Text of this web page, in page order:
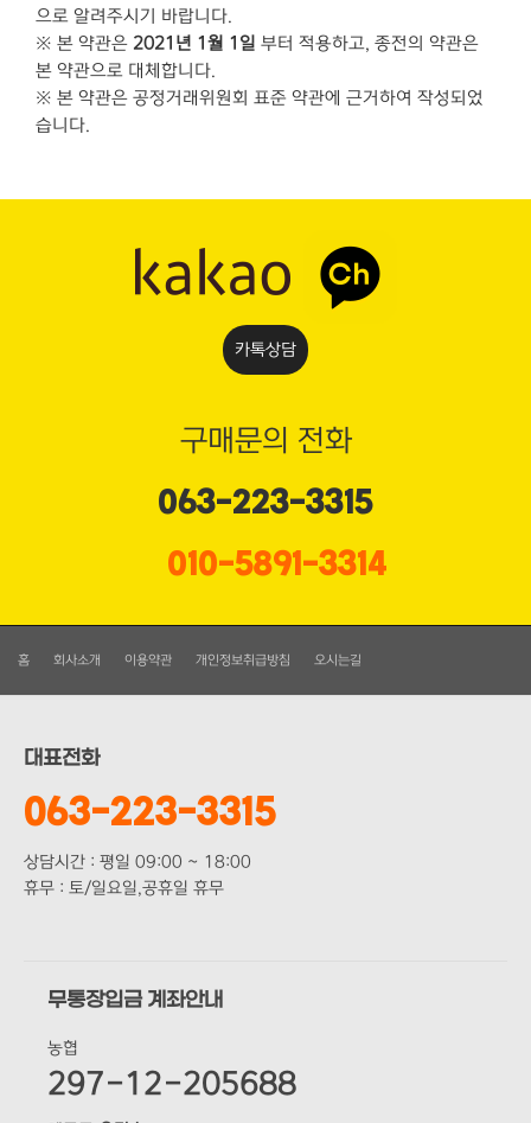
으로 알려주시기 바랍니다.
※ 본 약관은 2021년 1월 1일 부터 적용하고, 종전의 약관은
본 약관으로 대체합니다.
※ 본 약관은 공정거래위원회 표준 약관에 근거하여 작성되었
습니다.
카톡상담
구매문의 전화
063-223-3315
010-5891-3314
홈 회사소개 이용약관 개인정보취급방침 오시는길
대표전화
063-223-3315
상담시간 : 평일 09:00 ~ 18:00
휴무 : 토/일요일,공휴일 휴무
무통장입금 계좌안내
농협
297-12-205688